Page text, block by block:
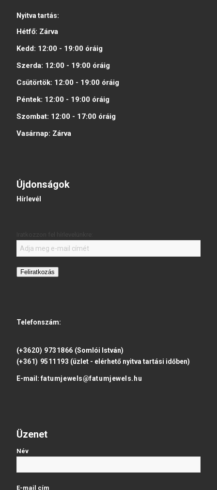
Nyitva tartás:
Hétfő: Zárva
Kedd: 12:00 - 19:00 óráig
Szerda: 12:00 - 19:00 óráig
Csütörtök: 12:00 - 19:00 óráig
Péntek: 12:00 - 19:00 óráig
Szombat: 12:00 - 17:00 óráig
Vasárnap: Zárva
Újdonságok
Hírlevél
Feliratkozás
Telefonszám:
(+3620) 9731866 (Somlói István)
(+361) 9511193 (üzlet - elérhető nyitva tartási időben)
E-mail: fatumjewels@fatumjewels.hu
Üzenet
Név
E-mail cím